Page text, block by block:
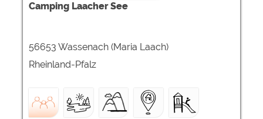
Camping Laacher See
56653 Wassenach (Maria Laach)
Rheinland-Pfalz